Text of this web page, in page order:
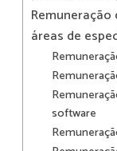
áreas de
software